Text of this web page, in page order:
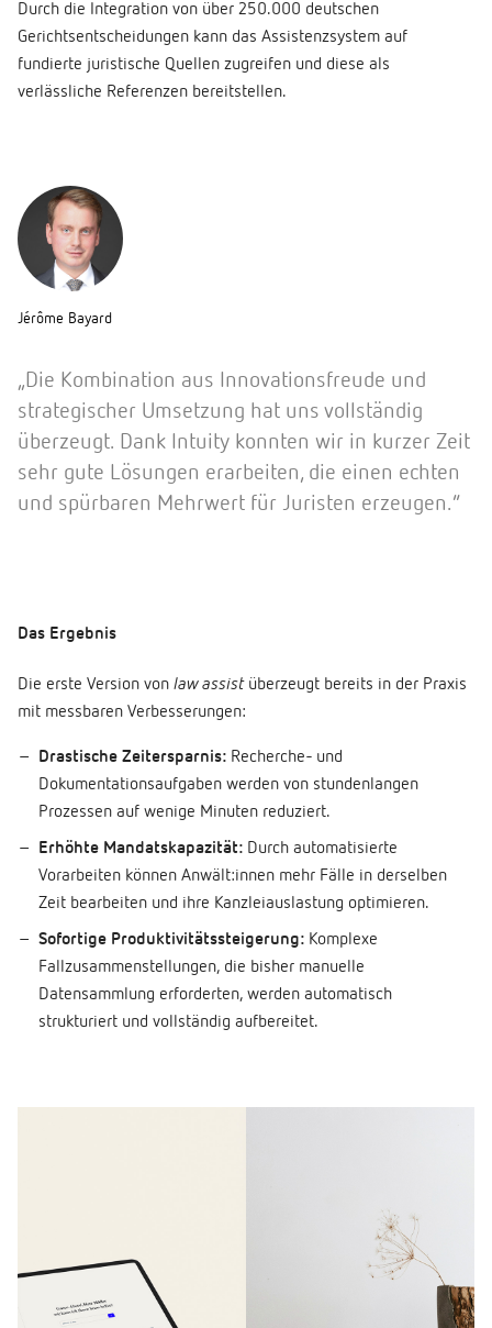
Durch die Integration von über 250.000 deutschen
Gerichtsentscheidungen kann das Assistenzsystem auf
fundierte juristische Quellen zugreifen und diese als
verlässliche Referenzen bereitstellen.
Jérôme Bayard
„Die Kombination aus Innovationsfreude und
strategischer Umsetzung hat uns vollständig
überzeugt. Dank Intuity konnten wir in kurzer Zeit
sehr gute Lösungen erarbeiten, die einen echten
und spürbaren Mehrwert für Juristen erzeugen.”
Das Ergebnis
Die erste Version von law assistüberzeugt bereits in der Praxis
mit messbaren Verbesserungen:
Drastische Zeitersparnis: Recherche- und
Dokumentationsaufgaben werden von stundenlangen
Prozessen auf wenige Minuten reduziert.
Erhöhte Mandatskapazität: Durch automatisierte
Vorarbeiten können Anwält:innen mehr Fälle in derselben
Zeit bearbeiten und ihre Kanzleiauslastung optimieren.
Sofortige Produktivitätssteigerung: Komplexe
Fallzusammenstellungen, die bisher manuelle
Datensammlung erforderten, werden automatisch
strukturiert und vollständig aufbereitet.